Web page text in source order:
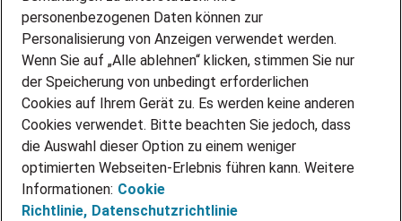
ÜBER UNS
STANDORTE
BLOG
PRESSE
KONTAKT
@Adecco 2026
IMPRESSUM
DATENSCHUTZ
personenbezogenen Daten können zur
Personalisierung von Anzeigen verwendet werden.
Wenn Sie auf „Alle ablehnen“ klicken, stimmen Sie nur
der Speicherung von unbedingt erforderlichen
Cookies auf Ihrem Gerät zu. Es werden keine anderen
Cookies verwendet. Bitte beachten Sie jedoch, dass
die Auswahl dieser Option zu einem weniger
optimierten Webseiten-Erlebnis führen kann. Weitere
Informationen: Cookie
Richtlinie, Datenschutzrichtlinie